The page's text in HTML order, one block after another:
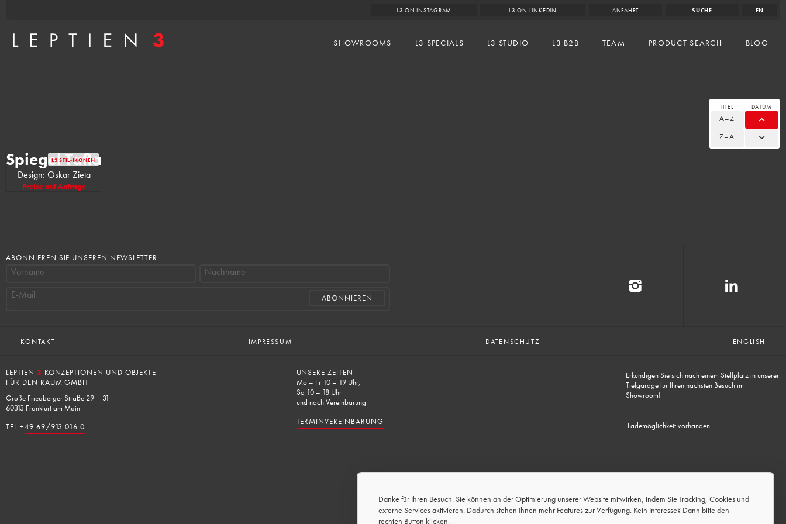
Danke für Ihren Besuch. Sie können an der Optimierung unserer Website mitwirken, indem Sie Tracking, Cookies und
externe Services aktivieren. Dadurch stehen Ihnen mehr Features zur Verfügung. Kein Interesse? Dann bitte den
rechten Button klicken.
L3 ON INSTAGRAM L3 ON LINKEDIN ANFAHRT SUCHE EN
SHOWROOMS L3 SPECIALS L3 STUDIO L3 B2B TEAM PRODUCT SEARCH BLOG
TITEL
A–Z
Z–A
DATUM
L3 STIL-IKONEN
Spiegel Tafla
Design: Oskar Zieta
Preise auf Anfrage
ABONNIEREN SIE UNSEREN NEWSLETTER:
Vorname
Nachname
E-Mail
KONTAKT IMPRESSUM DATENSCHUTZ ENGLISH
LEPTIEN 3 KONZEPTIONEN UND OBJEKTE
FÜR DEN RAUM GMBH
Große Friedberger Straße 29 – 31
60313 Frankfurt am Main
TEL +49 69/913 016 0
UNSERE ZEITEN:
Mo – Fr 10 – 19 Uhr,
Sa 10 – 18 Uhr
und nach Vereinbarung
TERMINVEREINBARUNG
Erkundigen Sie sich nach einem Stellplatz in unserer
Tiefgarage für Ihren nächsten Besuch im
Showroom!
Lademöglichkeit vorhanden.